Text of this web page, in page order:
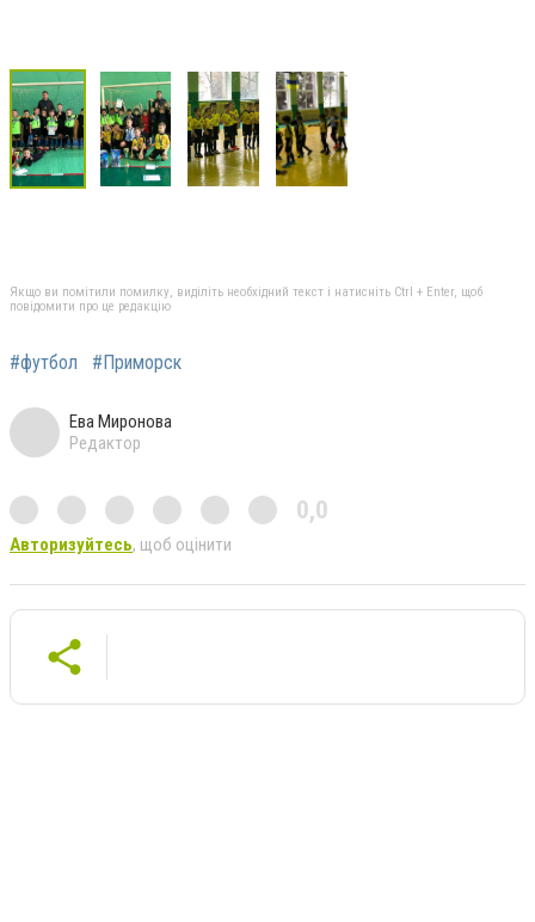
Якщо ви помітили помилку, виділіть необхідний текст і натисніть Ctrl + Enter, щоб
повідомити про це редакцію
#футбол #Приморск
Ева Миронова
Редактор
0,0
Авторизуйтесь, щоб оцінити